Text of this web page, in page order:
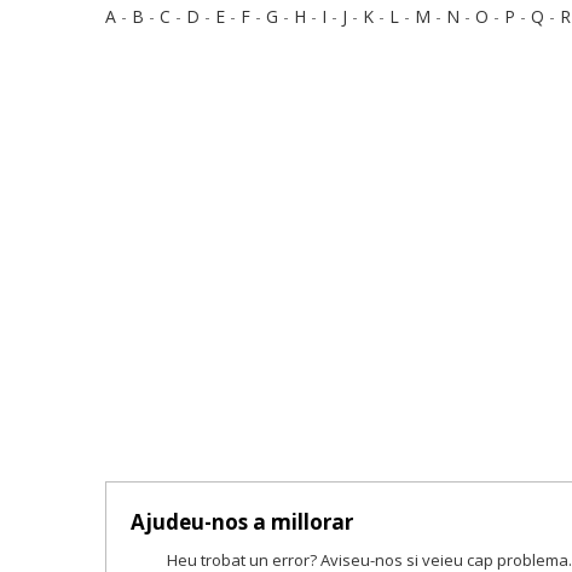
A - B - C - D - E - F - G - H - I - J - K - L - M - N - O - P - Q - R
Ajudeu-nos a millorar
Heu trobat un error? Aviseu-nos si veieu cap problema.